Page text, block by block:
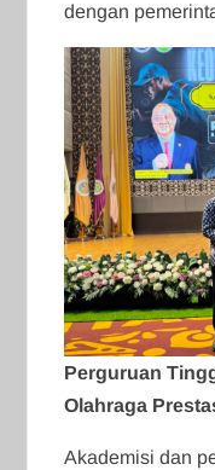
dengan
Perguruan
Olahraga
Akademisi dan